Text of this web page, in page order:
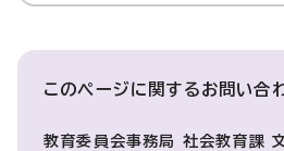
このページに関するお問い合
教育委員会事務局 社会教育課